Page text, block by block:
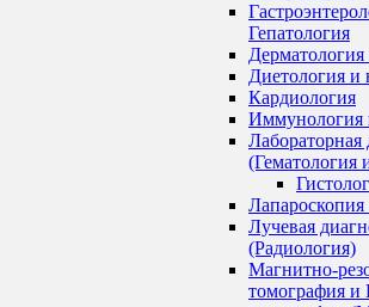
Гепатология
Дерматология
Диетология и
Кардиология
Иммунология
Лабораторная
(Гематология
Лучевая
(Радиология)
Магнитно-
томография и